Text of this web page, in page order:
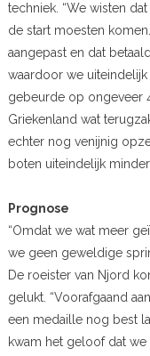
techniek. “We wisten
de start moesten
aangepast en dat
waardoor we uiteindelijk
gebeurde op ongeveer
Griekenland wat
echter nog venijnig
boten uiteindelijk
Prognose
“Omdat we wat meer
we geen geweldige
De roeister van Njord
gelukt. “Voorafgaand
een medaille nog best
kwam het geloof dat